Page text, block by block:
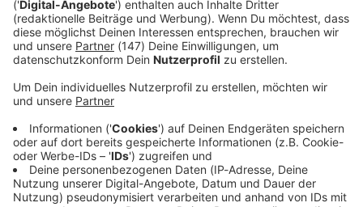
Kürbis-Käs-Spätzle: Das perfekte
Herbstrezept